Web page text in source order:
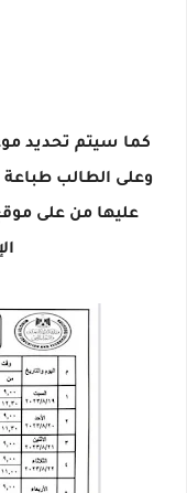
كما سيتم تحديد
وعلى الطالب طباعة
عليها من على